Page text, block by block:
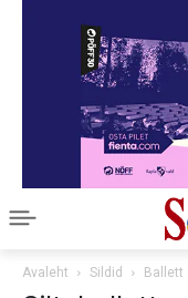
Avaleht Sildid Ballett